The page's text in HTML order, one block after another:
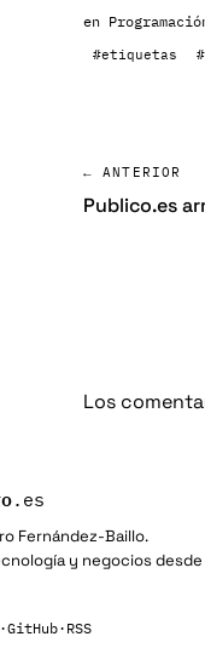
en
#etiquetas
← ANTERIOR
Publico.es
Los
.es
Fernández-Baillo.
y negocios desde
·GitHub· RSS